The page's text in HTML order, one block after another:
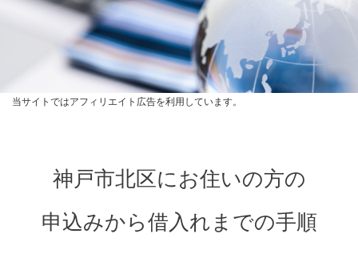
当サイトではアフィリエイト広告を利用しています。
神戸市北区にお住いの方の
申込みから借入れまでの手順